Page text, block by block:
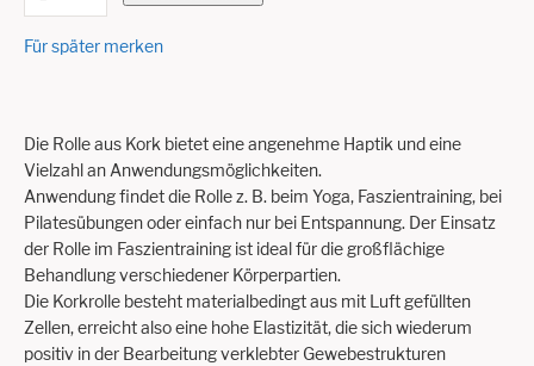
Für später merken
Die Rolle aus Kork bietet eine angenehme Haptik und eine
Vielzahl an Anwendungsmöglichkeiten.
Anwendung findet die Rolle z. B. beim Yoga, Faszientraining, bei
Pilatesübungen oder einfach nur bei Entspannung. Der Einsatz
der Rolle im Faszientraining ist ideal für die großflächige
Behandlung verschiedener Körperpartien.
Die Korkrolle besteht materialbedingt aus mit Luft gefüllten
Zellen, erreicht also eine hohe Elastizität, die sich wiederum
positiv in der Bearbeitung verklebter Gewebestrukturen